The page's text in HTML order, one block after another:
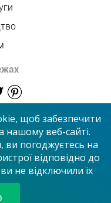
щоб забезпечити
нашому веб-сайті.
погоджуєтесь на
відповідно до
не відключили їх